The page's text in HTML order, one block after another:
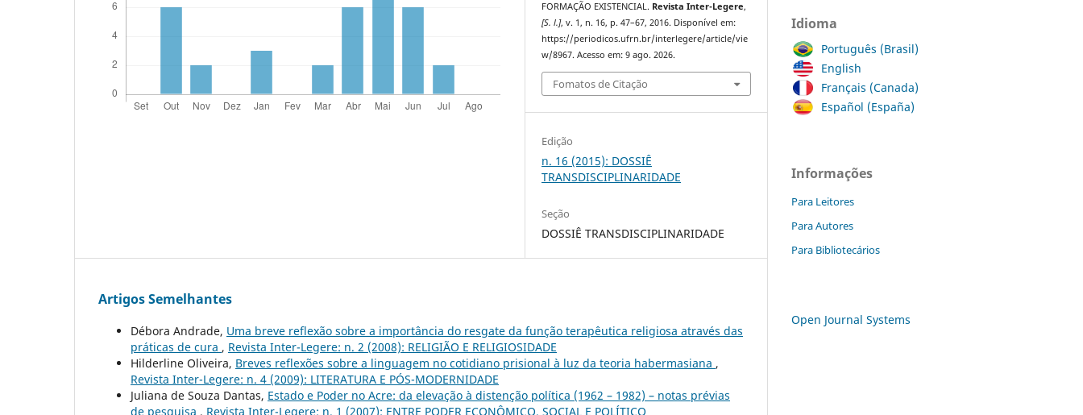
FORMAÇÃO EXISTENCIAL. Revista Inter-Legere,
[S. l.], v. 1, n. 16, p. 47–67, 2016. Disponível em:
https://periodicos.ufrn.br/interlegere/article/vie
w/8967. Acesso em: 9 ago. 2026.
Fomatos de Citação
Edição
n. 16 (2015): DOSSIÊ
TRANSDISCIPLINARIDADE
Seção
DOSSIÊ TRANSDISCIPLINARIDADE
Artigos Semelhantes
Débora Andrade, Uma breve reflexão sobre a importância do resgate da função terapêutica religiosa através das
práticas de cura , Revista Inter-Legere: n. 2 (2008): RELIGIÃO E RELIGIOSIDADE
Hilderline Oliveira, Breves reflexões sobre a linguagem no cotidiano prisional à luz da teoria habermasiana ,
Revista Inter-Legere: n. 4 (2009): LITERATURA E PÓS-MODERNIDADE
Juliana de Souza Dantas, Estado e Poder no Acre: da elevação à distenção política (1962 – 1982) – notas prévias
de pesquisa , Revista Inter-Legere: n. 1 (2007): ENTRE PODER ECONÔMICO, SOCIAL E POLÍTICO
Idioma
Português (Brasil)
English
Français (Canada)
Español (España)
Informações
Para Leitores
Para Autores
Para Bibliotecários
Open Journal Systems